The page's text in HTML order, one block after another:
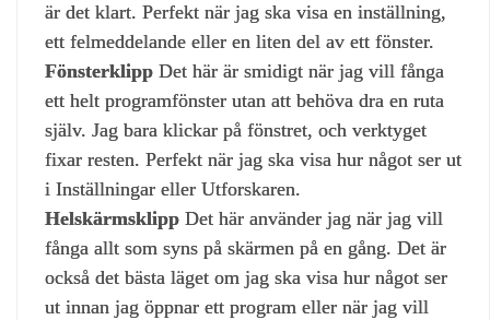
är det klart. Perfekt när jag ska visa en inställning,
ett felmeddelande eller en liten del av ett fönster.
Fönsterklipp Det här är smidigt när jag vill fånga
ett helt programfönster utan att behöva dra en ruta
själv. Jag bara klickar på fönstret, och verktyget
fixar resten. Perfekt när jag ska visa hur något ser ut
i Inställningar eller Utforskaren.
Helskärmsklipp Det här använder jag när jag vill
fånga allt som syns på skärmen på en gång. Det är
också det bästa läget om jag ska visa hur något ser
ut innan jag öppnar ett program eller när jag vill